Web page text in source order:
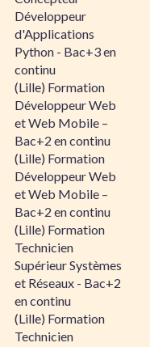
Développeur
d'Applications
Python - Bac+3 en
continu
(Lille) Formation
Développeur Web
et Web Mobile –
Bac+2 en continu
(Lille) Formation
Développeur Web
et Web Mobile –
Bac+2 en continu
(Lille) Formation
Technicien
Supérieur Systèmes
et Réseaux - Bac+2
en continu
(Lille) Formation
Technicien